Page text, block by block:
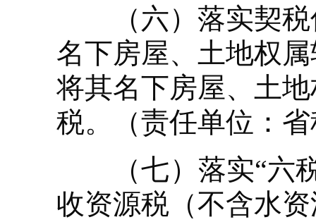
（六）落实契税
名下房屋、土地权
将其名下房屋、土
税。（责任单位：
（七）落实“六税
收资源税（不含水